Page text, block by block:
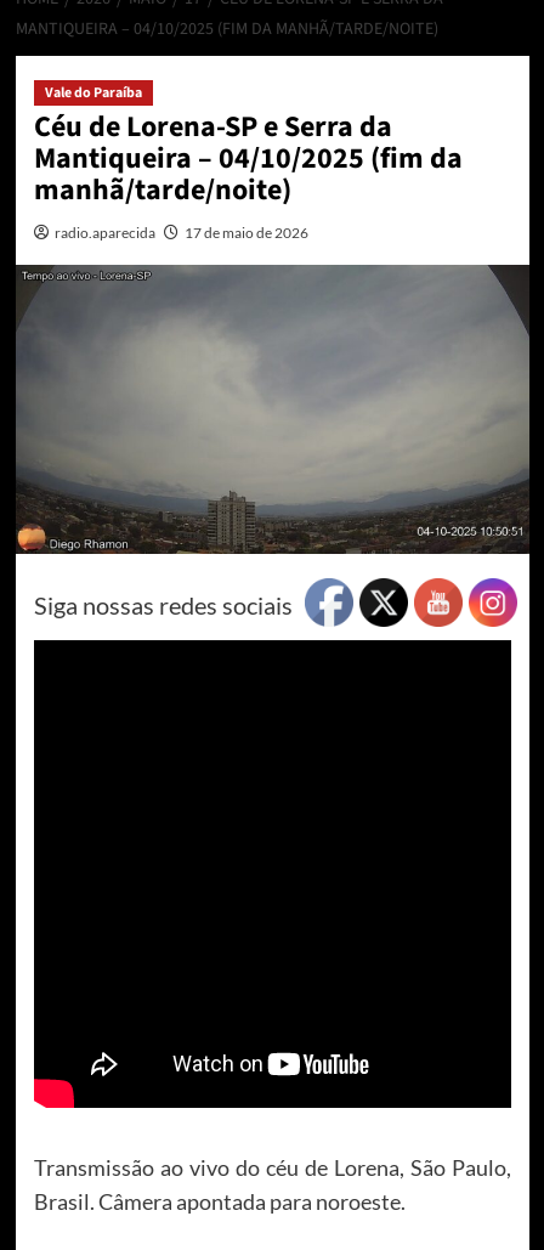
MANTIQUEIRA – 04/10/2025 (FIM DA MANHÃ/TARDE/NOITE)
Vale do Paraíba
Céu de Lorena-SP e Serra da
Mantiqueira – 04/10/2025 (fim da
manhã/tarde/noite)
radio.aparecida 17 de maio de 2026
Siga nossas redes sociais
Transmissão ao vivo do céu de Lorena, São Paulo,
Brasil. Câmera apontada para noroeste.